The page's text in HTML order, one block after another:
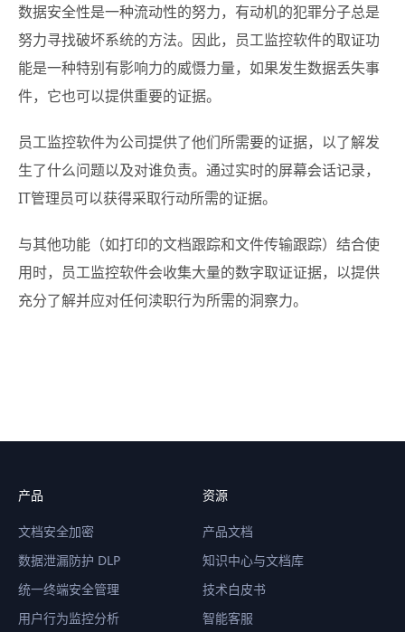
数据安全性是一种流动性的努力，有动机的犯罪分子总是
努力寻找破坏系统的方法。因此，员工监控软件的取证功
能是一种特别有影响力的威慑力量，如果发生数据丢失事
件，它也可以提供重要的证据。
员工监控软件为公司提供了他们所需要的证据，以了解发
生了什么问题以及对谁负责。通过实时的屏幕会话记录，
IT管理员可以获得采取行动所需的证据。
与其他功能（如打印的文档跟踪和文件传输跟踪）结合使
用时，员工监控软件会收集大量的数字取证证据，以提供
充分了解并应对任何渎职行为所需的洞察力。
产品
文档安全加密
数据泄漏防护 DLP
统一终端安全管理
用户行为监控分析
资源
产品文档
知识中心与文档库
技术白皮书
智能客服